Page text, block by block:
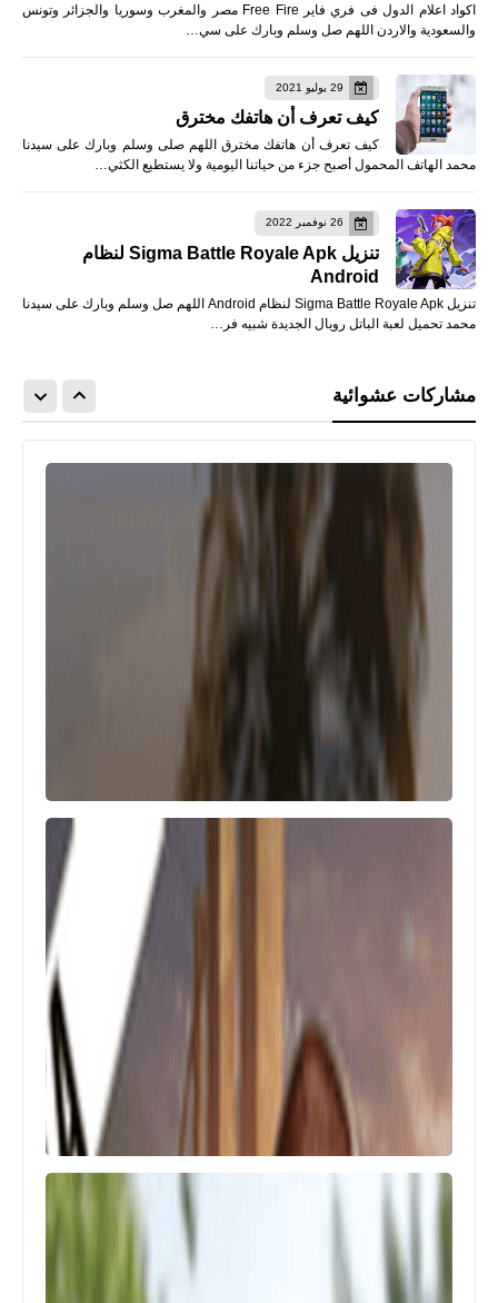
اكواد اعلام الدول فى فري فاير Free Fire مصر والمغرب وسوريا والجزائر وتونس
والسعودية والاردن اللهم صل وسلم وبارك على سي…
29 يوليو 2021
كيف تعرف أن هاتفك مخترق
كيف تعرف أن هاتفك مخترق اللهم صلى وسلم وبارك على سيدنا
محمد الهاتف المحمول أصبح جزء من حياتنا اليومية ولا يستطيع الكثي…
26 نوفمبر 2022
تنزيل Sigma Battle Royale Apk لنظام
Android
تنزيل Sigma Battle Royale Apk لنظام Android اللهم صل وسلم وبارك على سيدنا
محمد تحميل لعبة الباتل رويال الجديدة شبيه فر…
مشاركات عشوائية